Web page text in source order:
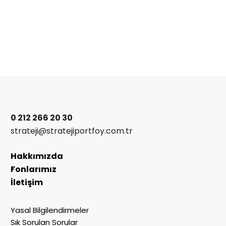
0 212 266 20 30
strateji@stratejiportfoy.com.tr
Hakkımızda
Fonlarımız
İletişim
Yasal Bilgilendirmeler
Sık Sorulan Sorular